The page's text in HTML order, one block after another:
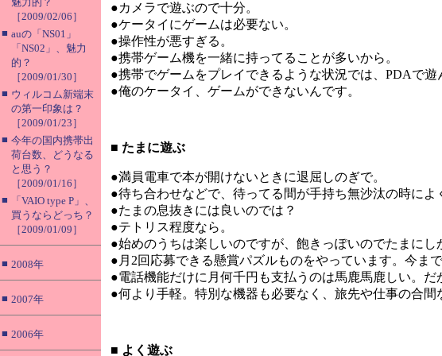
［2009/02/06］
■ auの「NS01」
「NS02」、魅力
的？
［2009/01/30］
■ ウィルコム新端末
の第一印象は？
［2009/01/23］
■ 今年の国内携帯出
荷台数、どうなる
と思う？
［2009/01/16］
■
「VAIO type P」、
買うならどっち？
［2009/01/09］
■ 2008年
■ 2007年
■ 2006年
●カメラで遊ぶので十分。
●ケータイにゲームは必要ない。
●操作性が悪すぎる。
●携帯ゲーム機を一緒に持ってることが多いから。
●携帯でゲームをプレイできるような状況では、PDAで遊
●俺のケータイ、ゲームができないんです。
■ たまに遊ぶ
●満員電車で本が開けないときに退屈しのぎで。
●待ち合わせなどで、待ってる間が手持ち無沙汰の時によ
●たまの息抜きには良いのでは？
●テトリス程度なら。
●始めのうちは楽しいのですが、飽きっぽいのでたまにし
●月2回応募できる懸賞パズルものをやっています。今ま
●電話機能だけに月何千円も支払うのは馬鹿馬鹿しい。
●何より手軽。特別な機器も必要なく、旅先や仕事の合間
■ よく遊ぶ